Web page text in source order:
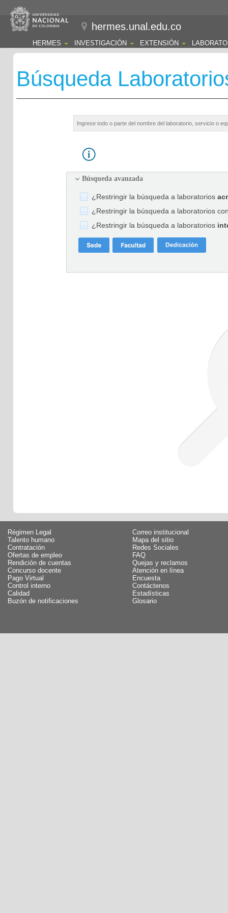
hermes.unal.edu.co
HERMES INVESTIGACIÓN EXTENSIÓN
Búsqueda
Búsqueda avanzada
¿Restringir la búsqueda a laboratorios
¿Restringir la búsqueda a laboratorios
¿Restringir la búsqueda a laboratorios
Régimen Legal
Talento humano
Contratación
Ofertas de empleo
Rendición de cuentas
Concurso docente
Pago Virtual
Control interno
Calidad
Buzón de notificaciones
Correo institucional
Mapa del sitio
Redes Sociales
FAQ
Quejas y reclamos
Atención en línea
Encuesta
Contáctenos
Estadísticas
Glosario